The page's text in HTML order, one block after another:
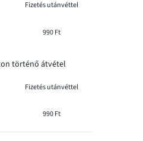
Fizetés utánvéttel
990 Ft
történő átvétel
Fizetés utánvéttel
990 Ft